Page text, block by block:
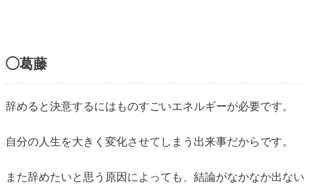
◯葛藤
辞めると決意するにはものすごいエネルギーが必要です。
自分の人生を大きく変化させてしまう出来事だからです。
また辞めたいと思う原因によっても、結論がなかなか出ない